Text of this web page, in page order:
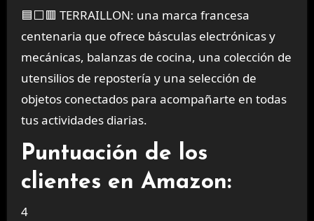
🟦⬜🟥 TERRAILLON: una marca francesa
centenaria que ofrece básculas electrónicas y
mecánicas, balanzas de cocina, una colección de
utensilios de repostería y una selección de
objetos conectados para acompañarte en todas
tus actividades diarias.
Puntuación de los
clientes en Amazon:
4